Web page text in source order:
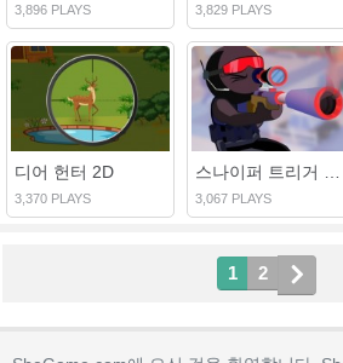
3,896 PLAYS 3,829 PLAYS
디어 헌터 2D
3,370 PLAYS 3,067 PLAYS
1 2